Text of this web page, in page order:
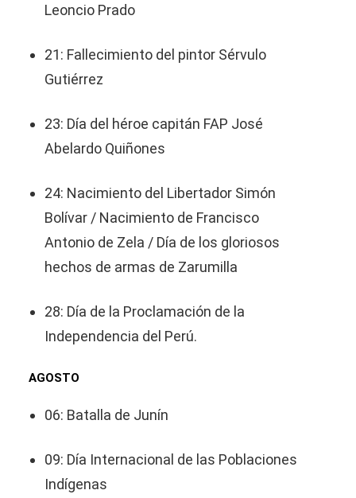
Leoncio Prado
21: Fallecimiento del pintor Sérvulo
Gutiérrez
23: Día del héroe capitán FAP José
Abelardo Quiñones
24: Nacimiento del Libertador Simón
Bolívar / Nacimiento de Francisco
Antonio de Zela / Día de los gloriosos
hechos de armas de Zarumilla
28: Día de la Proclamación de la
Independencia del Perú.
AGOSTO
06: Batalla de Junín
09: Día Internacional de las Poblaciones
Indígenas